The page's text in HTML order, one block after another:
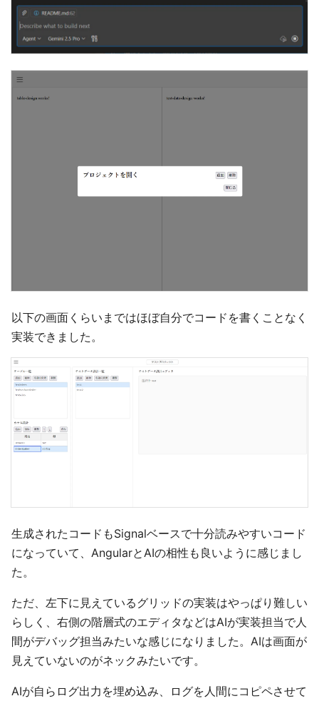
以下の画面くらいまではほぼ自分でコードを書くことなく
実装できました。
生成されたコードもSignalベースで十分読みやすいコード
になっていて、AngularとAIの相性も良いように感じまし
た。
ただ、左下に見えているグリッドの実装はやっぱり難しい
らしく、右側の階層式のエディタなどはAIが実装担当で人
間がデバッグ担当みたいな感じになりました。AIは画面が
見えていないのがネックみたいです。
AIが自らログ出力を埋め込み、ログを人間にコピペさせて